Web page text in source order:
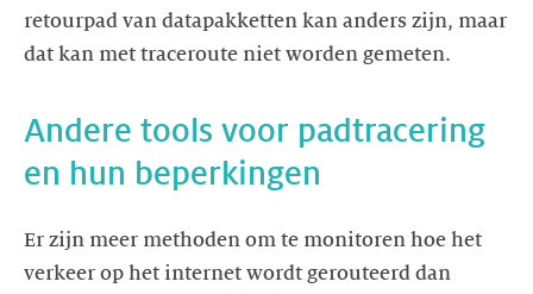
retourpad van datapakketten kan anders zijn, maar
dat kan met traceroute niet worden gemeten.
Andere tools voor padtracering
en hun beperkingen
Er zijn meer methoden om te monitoren hoe het
verkeer op het internet wordt gerouteerd dan